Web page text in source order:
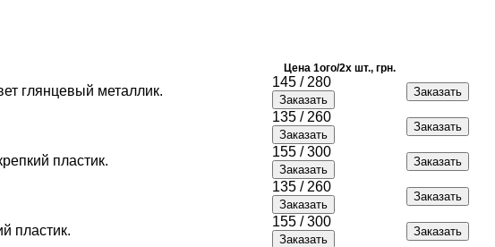
Цена 1ого/2х шт., грн.
глянцевый металлик.
145 / 280
135 / 260
пластик.
155 / 300
135 / 260
пластик.
155 / 300